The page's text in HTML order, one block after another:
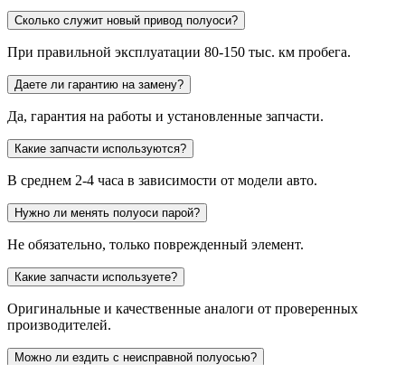
Сколько служит новый привод полуоси?
При правильной эксплуатации 80-150 тыс. км пробега.
Даете ли гарантию на замену?
Да, гарантия на работы и установленные запчасти.
Какие запчасти используются?
В среднем 2-4 часа в зависимости от модели авто.
Нужно ли менять полуоси парой?
Не обязательно, только поврежденный элемент.
Какие запчасти используете?
Оригинальные и качественные аналоги от проверенных
производителей.
Можно ли ездить с неисправной полуосью?